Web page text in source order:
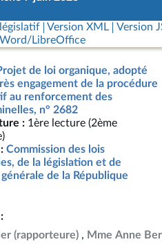
Version XML Version
LibreOffice
de loi organique, adopté
engagement de la procédure
au renforcement des
n° 2682
: 1ère lecture (2ème
Commission des lois
de la législation et de
de la République
(rapporteure) Mme Anne